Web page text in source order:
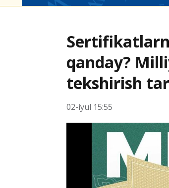
qanday?
tekshirish
02-iyul 15:55